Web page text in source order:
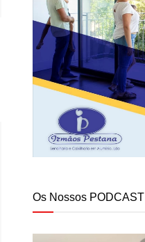
Os Nossos PODCAST